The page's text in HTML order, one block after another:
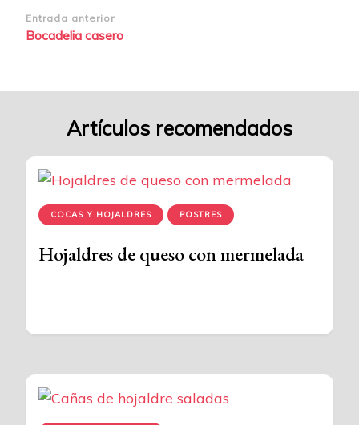
Navegación
de
Entrada anterior
Bocadelia casero
Artículos recomendados
COCAS Y HOJALDRES POSTRES
Hojaldres de queso con mermelada